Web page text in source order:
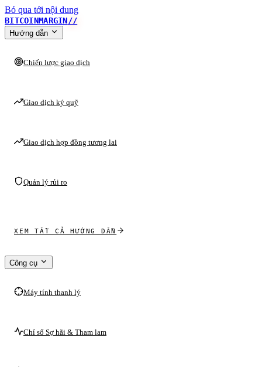
Bỏ qua tới nội dung
BITCOINMARGIN//
Hướng dẫn
Chiến lược giao dịch
Giao dịch ký quỹ
Giao dịch hợp đồng tương lai
Quản lý rủi ro
XEM TẤT CẢ HƯỚNG DẪN
Công cụ
Máy tính thanh lý
Chỉ số Sợ hãi & Tham lam